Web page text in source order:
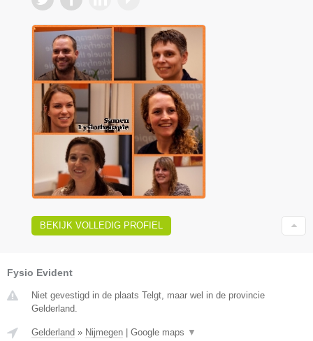
BEKIJK VOLLEDIG PROFIEL
Fysio Evident
Niet gevestigd in de plaats Telgt, maar wel in de provincie
Gelderland.
Gelderland » Nijmegen Google maps ▼